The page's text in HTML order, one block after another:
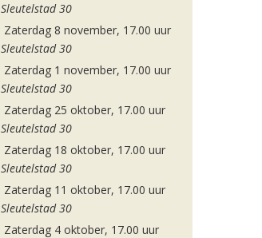
Sleutelstad 30
Zaterdag 8 november, 17.00 uur
Sleutelstad 30
Zaterdag 1 november, 17.00 uur
Sleutelstad 30
Zaterdag 25 oktober, 17.00 uur
Sleutelstad 30
Zaterdag 18 oktober, 17.00 uur
Sleutelstad 30
Zaterdag 11 oktober, 17.00 uur
Sleutelstad 30
Zaterdag 4 oktober, 17.00 uur